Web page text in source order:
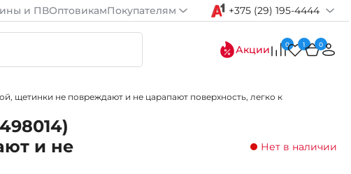
и ПВОптовикамПокупателям +375 (29) 195-4444
Акции 0 1 0
щетинки не повреждают и не царапают поверхность, легко к
и не
Нет в наличии